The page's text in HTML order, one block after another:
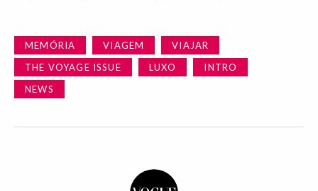
MEMÓRIA VIAGEM
VIAJAR
THE VOYAGE ISSUE
LUXO
INTRO
NEWS